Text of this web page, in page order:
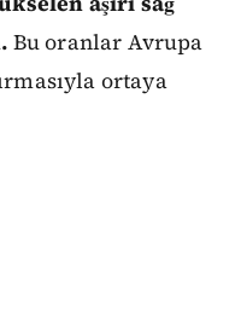
Bu oranlar Avrupa
ortaya